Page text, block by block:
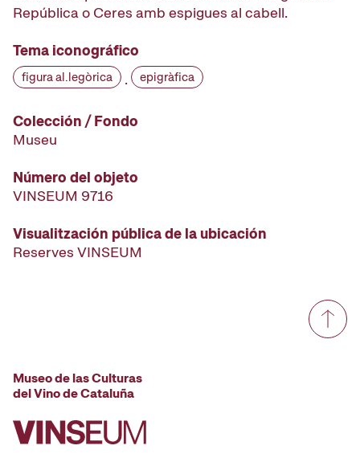
República o Ceres amb espigues al cabell.
Tema iconográfico
figura al.legòrica · epigràfica
Colección / Fondo
Museu
Número del objeto
VINSEUM 9716
Visualitzación pública de la ubicación
Reserves VINSEUM
Museo de las Culturas
del Vino de Cataluña